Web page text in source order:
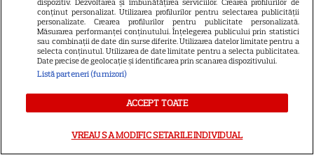
5
NETFLIX
„Palatul de Est”, noul fenomen
coreean de pe Netflix: Regele
blestemat, fantomele și
exorcistul care sfidează
moartea
dispozitiv. Dezvoltarea și îmbunătățirea serviciilor. Crearea profilurilor de
conținut personalizat. Utilizarea profilurilor pentru selectarea publicității
personalizate. Crearea profilurilor pentru publicitate personalizată.
Măsurarea performanței conținutului. Înțelegerea publicului prin statistici
sau combinații de date din surse diferite. Utilizarea datelor limitate pentru a
selecta conținutul. Utilizarea de date limitate pentru a selecta publicitatea.
Date precise de geolocație și identificarea prin scanarea dispozitivului.
Listă parteneri (furnizori)
ACCEPT TOATE
VREAU SA MODIFIC SETARILE INDIVIDUAL